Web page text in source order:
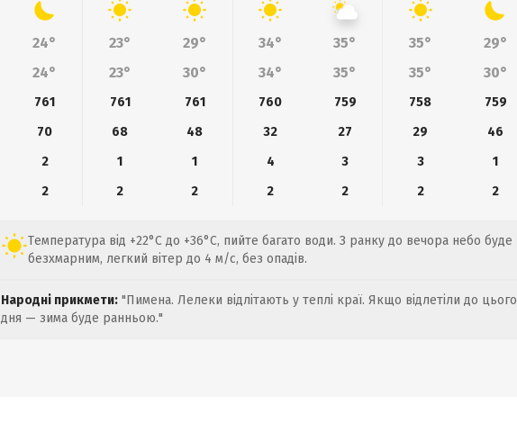
24° 23° 29° 34° 35° 35°
29°
24° 23° 30° 34° 35° 35° 30°
761 761 761 760 759 758
759
70 68 48 32 27 29
46
2 1 1 4 3 3
1
2 2 2 2 2 2 2
Температура від +22°C до +36°C, пийте багато води. З ранку до вечора небо буде
безхмарним, легкий вітер до 4 м/с, без опадів.
Народні прикмети: "Пимена. Лелеки відлітають у теплі краї. Якщо відлетіли до цього
дня — зима буде ранньою."